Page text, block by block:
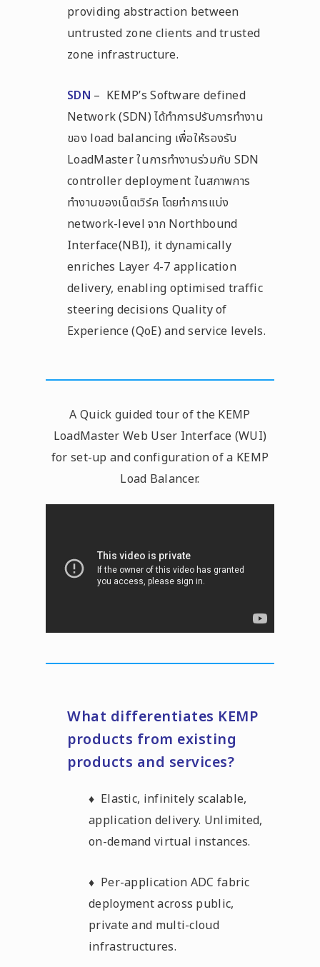
providing abstraction between
untrusted zone clients and trusted
zone infrastructure.
SDN – KEMP’s Software defined
Network (SDN) ได้ทำการปรับการทำงาน
ของ load balancing เพื่อให้รองรับ
LoadMaster ในการทำงานร่วมกับ SDN
controller deployment ในสภาพการ
ทำงานของเน็ตเวิร์ค โดยทำการแบ่ง
network-level จาก Northbound
Interface(NBI), it dynamically
enriches Layer 4-7 application
delivery, enabling optimised traffic
steering decisions Quality of
Experience (QoE) and service levels.
A Quick guided tour of the KEMP
LoadMaster Web User Interface (WUI)
for set-up and configuration of a KEMP
Load Balancer.
What differentiates KEMP
products from existing
products and services?
♦ Elastic, infinitely scalable,
application delivery. Unlimited,
on-demand virtual instances.
♦ Per-application ADC fabric
deployment across public,
private and multi-cloud
infrastructures.